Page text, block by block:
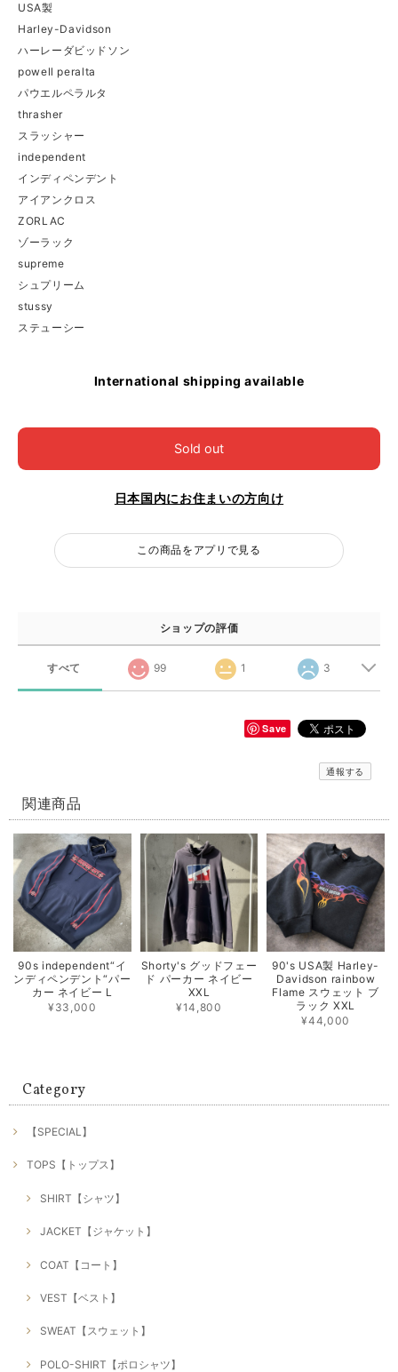
USA製
Harley-Davidson
ハーレーダビッドソン
powell peralta
パウエルペラルタ
thrasher
スラッシャー
independent
インディペンデント
アイアンクロス
ZORLAC
ゾーラック
supreme
シュプリーム
stussy
ステューシー
International shipping available
Sold out
日本国内にお住まいの方向け
この商品をアプリで見る
ショップの評価
すべて 99 1 3
Save
通報する
関連商品
90s independent“イ
ンディペンデント“パー
カー ネイビー L
¥33,000
Shorty's グッドフェー
ド パーカー ネイビー
XXL
¥14,800
90's USA製 Harley-
Davidson rainbow
Flame スウェット ブ
ラック XXL
¥44,000
Category
【SPECIAL】
TOPS【トップス】
SHIRT【シャツ】
JACKET【ジャケット】
COAT【コート】
VEST【ベスト】
SWEAT【スウェット】
POLO-SHIRT【ポロシャツ】